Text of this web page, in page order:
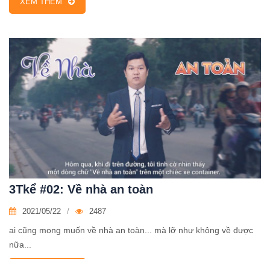
3Tkể #02: Về nhà an toàn
2021/05/22 2487
ai cũng mong muốn về nhà an toàn... mà lỡ như không về được
nữa...